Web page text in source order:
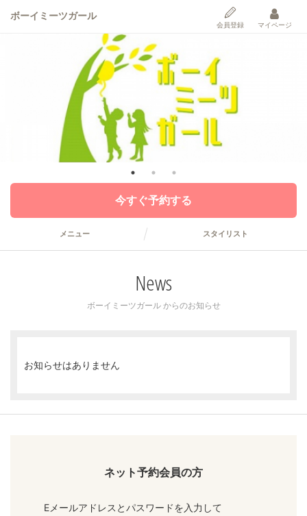
ボーイミーツガール
会員登録 マイページ
今すぐ予約する
メニュー スタイリスト
News
ボーイミーツガール からのお知らせ
お知らせはありません
ネット予約会員の方
Eメールアドレスとパスワードを入力して